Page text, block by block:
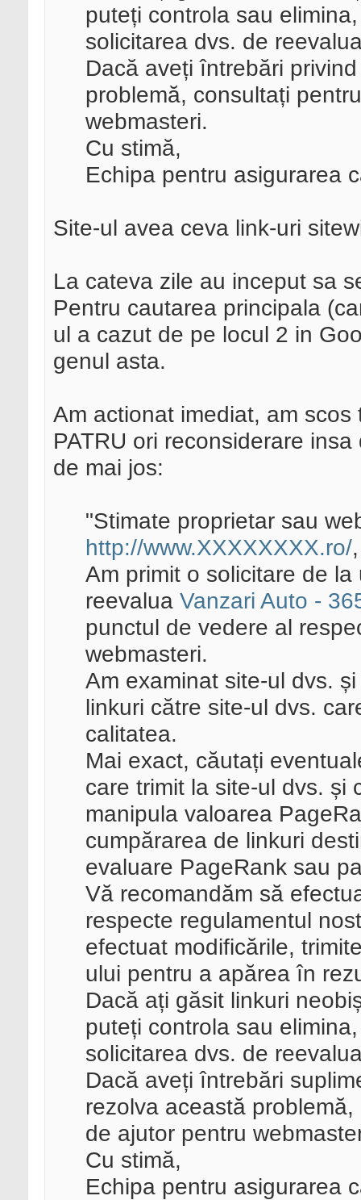
puteți controla sau
solicitarea dvs. de
Dacă aveți întrebări
problemă, consultați
webmasteri.
Cu stimă,
Echipa pentru asigurarea
Site-ul avea ceva link-uri
La cateva zile au inceput sa
Pentru cautarea principala
ul a cazut de pe locul 2 in
genul asta.
Am actionat imediat, am
PATRU ori reconsiderare
de mai jos:
"Stimate proprietar sau
http://www.XXXXXXXX.ro/,
Am primit o solicitare de
reevalua Vanzari Auto -
punctul de vedere al
webmasteri.
Am examinat site-ul dvs.
linkuri către site-ul dvs.
calitatea.
Mai exact, căutați
care trimit la site-ul dvs. și
manipula valoarea
cumpărarea de linkuri
evaluare PageRank sau
Vă recomandăm să
respecte regulamentul
efectuat modificările,
ului pentru a apărea în
Dacă ați găsit linkuri
puteți controla sau
solicitarea dvs. de
Dacă aveți întrebări
rezolva această
de ajutor pentru
Cu stimă,
Echipa pentru asigurarea